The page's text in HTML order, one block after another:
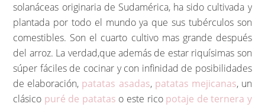
solanáceas originaria de Sudamérica, ha sido cultivada y
plantada por todo el mundo ya que sus tubérculos son
comestibles. Son el cuarto cultivo mas grande después
del arroz. La verdad,que además de estar riquísimas son
súper fáciles de cocinar y con infinidad de posibilidades
de elaboración, patatas asadas, patatas mejicanas, un
clásico puré de patatas o este rico potaje de ternera y